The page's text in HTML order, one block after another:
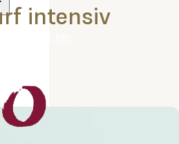
intensiv